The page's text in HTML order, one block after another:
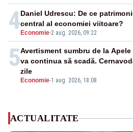
4 Economie-2 aug. 2026, 09:22
Daniel Udrescu: De ce
central al economiei viitoare?
5
Economie-1 aug. 2026, 18:08
Avertisment sumbru de la
va continua să scadă.
zile
ACTUALITATE